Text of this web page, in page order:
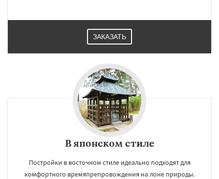
ЗАКАЗАТЬ
В японском стиле
Постройки в восточном стиле идеально подходят для
комфортного времяпрепровождения на лоне природы.